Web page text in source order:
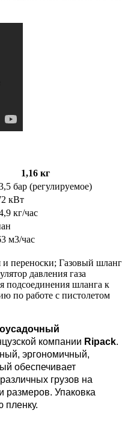
1,16 кг
бар (регулируемое)
кВт
кг/час
м3/час
переноски; Газовый шланг
давления газа
подсоединения шланга к
по работе с пистолетом
компании Ripack.
эргономичный,
обеспечивает
грузов на
размеров. Упаковка
пленку.